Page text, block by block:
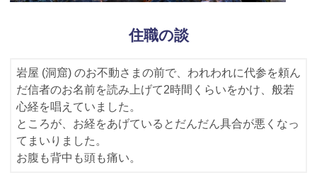
住職の談
岩屋 (洞窟) のお不動さまの前で、われわれに代参を頼ん
だ信者のお名前を読み上げて2時間くらいをかけ、般若
心経を唱えていました。
ところが、お経をあげているとだんだん具合が悪くなっ
てまいりました。
お腹も背中も頭も痛い。